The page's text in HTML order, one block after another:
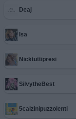
Deaj
Isa
Nicktuttipresi
SilvytheBest
5calzinipuzzolenti